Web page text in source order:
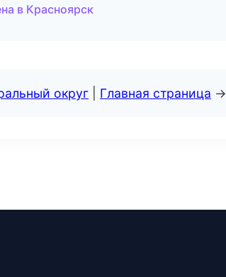
в Красноярск
округ Главная страница →